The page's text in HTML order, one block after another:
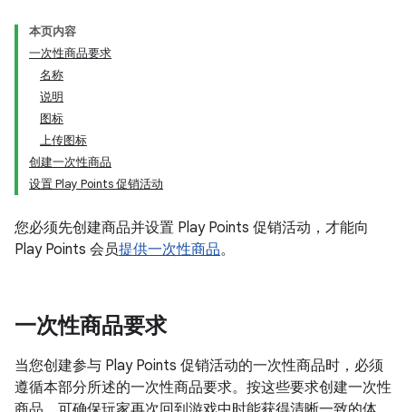
本页内容
一次性商品要求
名称
说明
图标
上传图标
创建一次性商品
设置 Play Points 促销活动
您必须先创建商品并设置 Play Points 促销活动，才能向
Play Points 会员提供一次性商品。
一次性商品要求
当您创建参与 Play Points 促销活动的一次性商品时，必须
遵循本部分所述的一次性商品要求。按这些要求创建一次性